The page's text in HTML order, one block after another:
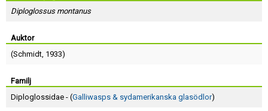
Diploglossus montanus
Auktor
(Schmidt, 1933)
Familj
Diploglossidae - (Galliwasps & sydamerikanska glasödlor)
Lösenord:
Terms of Service
Skapa konto